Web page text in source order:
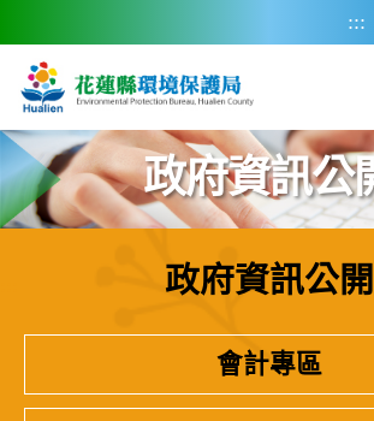
:::
政府資訊公
政府資訊公開
會計專區